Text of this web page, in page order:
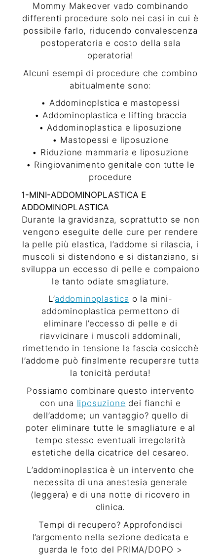
Mommy Makeover vado combinando
differenti procedure solo nei casi in cui è
possibile farlo, riducendo convalescenza
postoperatoria e costo della sala
operatoria!
Alcuni esempi di procedure che combino
abitualmente sono:
• Addominoplstica e mastopessi
• Addominoplastica e lifting braccia
• Addominoplastica e liposuzione
• Mastopessi e liposuzione
• Riduzione mammaria e liposuzione
• Ringiovanimento genitale con tutte le
procedure
1-MINI-ADDOMINOPLASTICA E
ADDOMINOPLASTICA
Durante la gravidanza, soprattutto se non
vengono eseguite delle cure per rendere
la pelle più elastica, l’addome si rilascia, i
muscoli si distendono e si distanziano, si
sviluppa un eccesso di pelle e compaiono
le tanto odiate smagliature.
L’addominoplastica o la mini-
addominoplastica permettono di
eliminare l’eccesso di pelle e di
riavvicinare i muscoli addominali,
rimettendo in tensione la fascia cosicchè
l’addome può finalmente recuperare tutta
la tonicità perduta!
Possiamo combinare questo intervento
con una liposuzione dei fianchi e
dell’addome; un vantaggio? quello di
poter eliminare tutte le smagliature e al
tempo stesso eventuali irregolarità
estetiche della cicatrice del cesareo.
L’addominoplastica è un intervento che
necessita di una anestesia generale
(leggera) e di una notte di ricovero in
clinica.
Tempi di recupero? Approfondisci
l’argomento nella sezione dedicata e
guarda le foto del PRIMA/DOPO >